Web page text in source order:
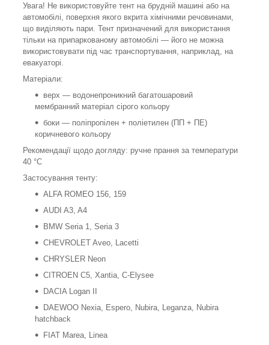
Увага! Не використовуйте тент на брудній машині або на
автомобілі, поверхня якого вкрита хімічними речовинами,
що виділяють пари. Тент призначений для використання
тільки на припаркованому автомобілі — його не можна
використовувати під час транспортування, наприклад, на
евакуаторі.
Матеріали:
верх — водонепроникний багатошаровий
мембранний матеріал сірого кольору
боки — поліпропілен + поліетилен (ПП + ПЕ)
коричневого кольору
Рекомендації щодо догляду: ручне прання за температури
40 °C
Застосування тенту:
ALFA ROMEO 156, 159
AUDI A3, A4
BMW Seria 1, Seria 3
CHEVROLET Aveo, Lacetti
CHRYSLER Neon
CITROEN C5, Xantia, C-Elysee
DACIA Logan II
DAEWOO Nexia, Espero, Nubira, Leganza, Nubira
hatchback
FIAT Marea, Linea